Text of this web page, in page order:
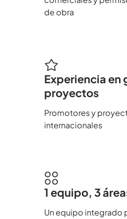
de obra
Experiencia en
proyectos
Promotores y
internacionales
1 equipo, 3
Un equipo integrado